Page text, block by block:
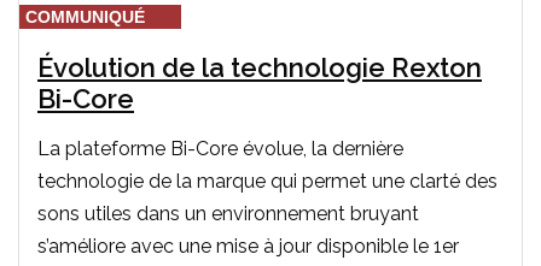
COMMUNIQUÉ
Évolution de la technologie Rexton
Bi-Core
La plateforme Bi-Core évolue, la dernière
technologie de la marque qui permet une clarté des
sons utiles dans un environnement bruyant
s’améliore avec une mise à jour disponible le 1er